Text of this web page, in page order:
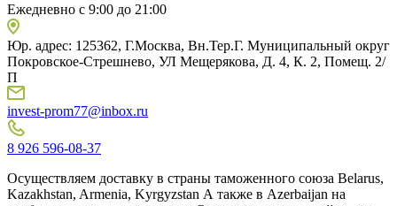
Ежедневно с 9:00 до 21:00
Юр. адрес: 125362, Г.Москва, Вн.Тер.Г. Муниципальный округ
Покровское-Стрешнево, УЛ Мещерякова, Д. 4, К. 2, Помещ. 2/
П
invest-prom77@inbox.ru
8 926 596-08-37
Осуществляем доставку в страны таможенного союза Belarus,
Kazakhstan, Armenia, Kyrgyzstan А также в Azerbaijan на